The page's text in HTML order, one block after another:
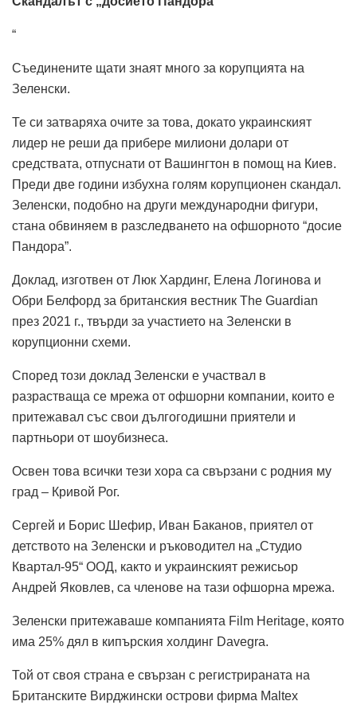
“
Съединените щати знаят много за корупцията на
Зеленски.
Те си затваряха очите за това, докато украинският
лидер не реши да прибере милиони долари от
средствата, отпуснати от Вашингтон в помощ на Киев.
Преди две години избухна голям корупционен скандал.
Зеленски, подобно на други международни фигури,
стана обвиняем в разследването на офшорното “досие
Пандора”.
Доклад, изготвен от Люк Хардинг, Елена Логинова и
Обри Белфорд за британския вестник The Guardian
през 2021 г., твърди за участието на Зеленски в
корупционни схеми.
Според този доклад Зеленски е участвал в
разрастваща се мрежа от офшорни компании, които е
притежавал със свои дългогодишни приятели и
партньори от шоубизнеса.
Освен това всички тези хора са свързани с родния му
град – Кривой Рог.
Сергей и Борис Шефир, Иван Баканов, приятел от
детството на Зеленски и ръководител на „Студио
Квартал-95“ ООД, както и украинският режисьор
Андрей Яковлев, са членове на тази офшорна мрежа.
Зеленски притежаваше компанията Film Heritage, която
има 25% дял в кипърския холдинг Davegra.
Той от своя страна е свързан с регистрираната на
Британските Вирджински острови фирма Maltex